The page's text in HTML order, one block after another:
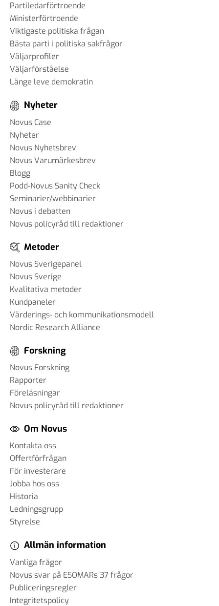
Partiledarförtroende
Ministerförtroende
Viktigaste politiska frågan
Bästa parti i politiska sakfrågor
Väljarprofiler
Väljarförståelse
Länge leve demokratin
Nyheter
Novus Case
Nyheter
Novus Nyhetsbrev
Novus Varumärkesbrev
Blogg
Podd-Novus Sanity Check
Seminarier/webbinarier
Novus i debatten
Novus policyråd till redaktioner
Metoder
Novus Sverigepanel
Novus Sverige
Kvalitativa metoder
Kundpaneler
Värderings- och kommunikationsmodell
Nordic Research Alliance
Forskning
Novus Forskning
Rapporter
Föreläsningar
Novus policyråd till redaktioner
Om Novus
Kontakta oss
Offertförfrågan
För investerare
Jobba hos oss
Historia
Ledningsgrupp
Styrelse
Allmän information
Vanliga frågor
Novus svar på ESOMARs 37 frågor
Publiceringsregler
Integritetspolicy